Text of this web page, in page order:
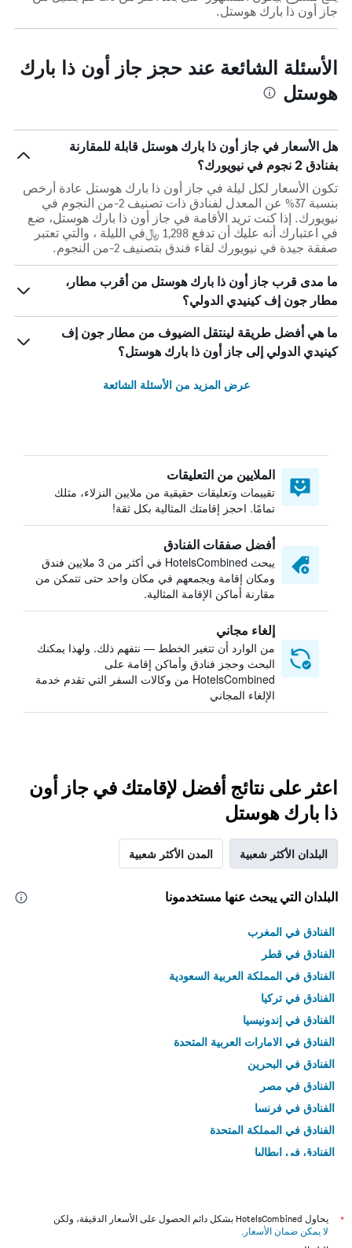
جاز أون ذا بارك هوستل.
الأسئلة الشائعة عند حجز جاز أون ذا بارك
هوستل
هل الأسعار في جاز أون ذا بارك هوستل قابلة للمقارنة
بفنادق 2 نجوم في نيويورك؟
تكون الأسعار لكل ليلة في جاز أون ذا بارك هوستل عادة أرخص
بنسبة 37% عن المعدل لفنادق ذات تصنيف 2-من النجوم في
نيويورك. إذا كنت تريد الأقامة في جاز أون ذا بارك هوستل، ضع
في اعتبارك أنه عليك أن تدفع 1,298 ﷼في الليلة ، والتي تعتبر
صفقة جيدة في نيويورك لقاء فندق بتصنيف 2-من النجوم.
ما مدى قرب جاز أون ذا بارك هوستل من أقرب مطار،
مطار جون إف كينيدي الدولي؟
ما هي أفضل طريقة لينتقل الضيوف من مطار جون إف
كينيدي الدولي إلى جاز أون ذا بارك هوستل؟
عرض المزيد من الأسئلة الشائعة
الملايين من التعليقات
تقييمات وتعليقات حقيقية من ملايين النزلاء، مثلك
تمامًا. احجز إقامتك المثالية بكل ثقة!
أفضل صفقات الفنادق
يبحث HotelsCombined في أكثر من 3 ملايين فندق
ومكان إقامة ويجمعهم في مكان واحد حتى تتمكن من
مقارنة أماكن الإقامة المثالية.
إلغاء مجاني
من الوارد أن تتغير الخطط — نتفهم ذلك. ولهذا يمكنك
البحث وحجز فنادق وأماكن إقامة على
HotelsCombined من وكالات السفر التي تقدم خدمة
الإلغاء المجاني
اعثر على نتائج أفضل لإقامتك في جاز أون
ذا بارك هوستل
البلدان الأكثر شعبية المدن الأكثر شعبية
البلدان التي يبحث عنها مستخدمونا
الفنادق في المغرب
الفنادق في قطر
الفنادق في المملكة العربية السعودية
الفنادق في تركيا
الفنادق في إندونيسيا
الفنادق في الامارات العربية المتحدة
الفنادق في البحرين
الفنادق في مصر
الفنادق في فرنسا
الفنادق في المملكة المتحدة
الفنادق في إيطاليا
*
يحاول HotelsCombined بشكل دائم الحصول على الأسعار الدقيقة، ولكن
لا يمكن ضمان الأسعار .